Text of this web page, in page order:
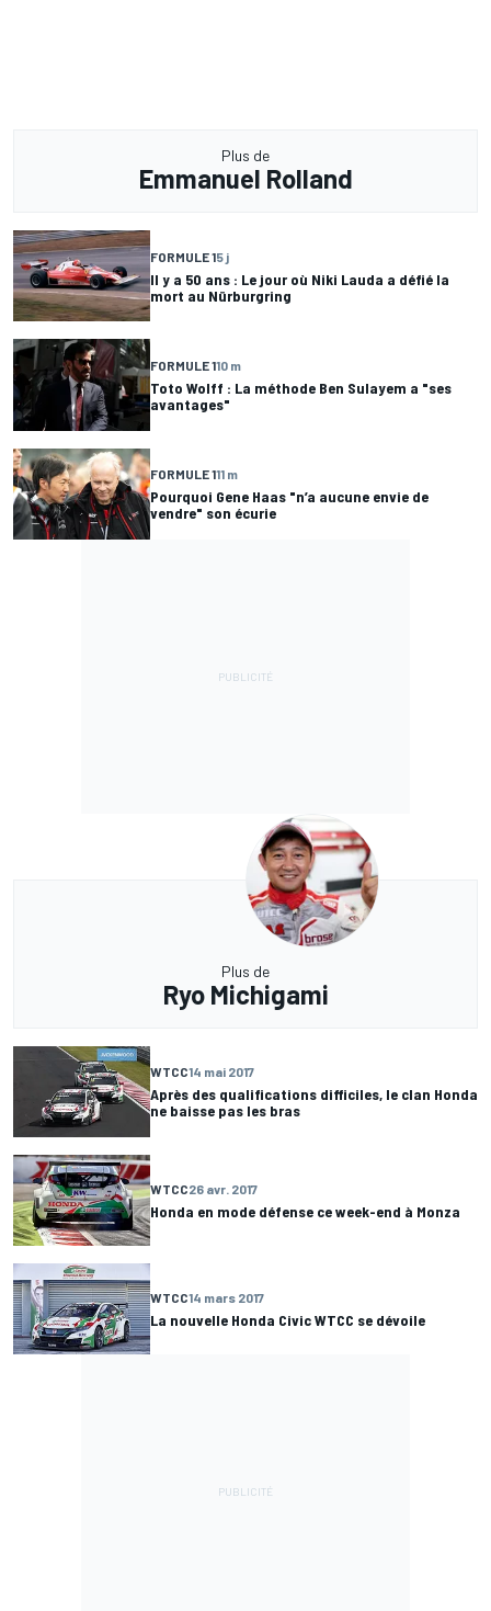
Plus de
Emmanuel Rolland
FORMULE 15 j
Il y a 50 ans : Le jour où Niki Lauda a défié la
mort au Nürburgring
FORMULE 110 m
Toto Wolff : La méthode Ben Sulayem a "ses
avantages"
FORMULE 111 m
Pourquoi Gene Haas "n’a aucune envie de
vendre" son écurie
Plus de
Ryo Michigami
WTCC14 mai 2017
Après des qualifications difficiles, le clan Honda
ne baisse pas les bras
WTCC26 avr. 2017
Honda en mode défense ce week-end à Monza
WTCC14 mars 2017
La nouvelle Honda Civic WTCC se dévoile